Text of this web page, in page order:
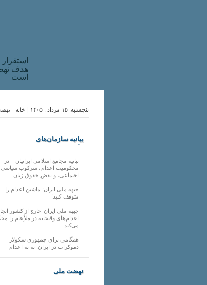
استقرار
هدف
است
خانه پنجشنبه, ۱۵ مرداد , ۱۴۰۵ |
بیانیه سازمان‌های
ملی
بیانیه مجامع اسلامی ایرانیان – در
محکومیت اعدام، سرکوب
اجتماعی، و نقض حقوق زنان
جبهه ملی ایران: ماشین اعدام را
متوقف کنید!
جبهه ملی ایران-خارج از کشور
اعدام‌های وقیحانه در ملأِعام را
می‌کند
همگامی برای جمهوری سکولار
دموکرات در ایران: نه به اعدام
نهضت ملی